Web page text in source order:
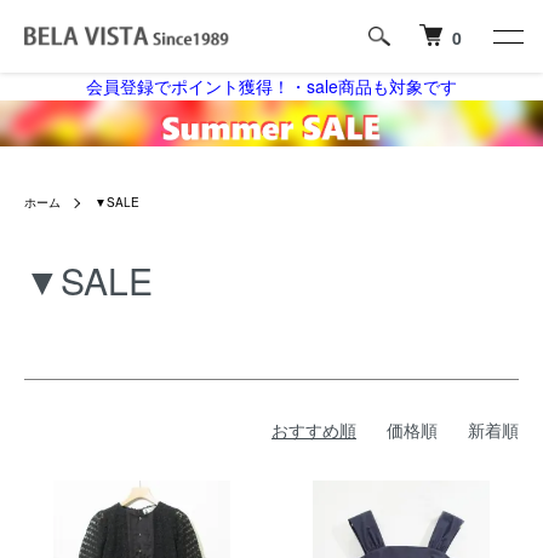
0
会員登録でポイント獲得！・sale商品も対象です
ホーム ▼SALE
▼SALE
おすすめ順 価格順 新着順